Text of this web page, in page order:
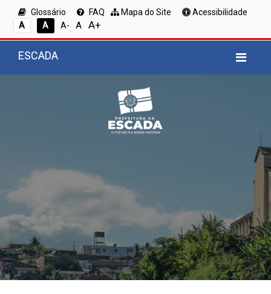
Glossário FAQ Mapa do Site
Acessibilidade
A
A A- A A+
ESCADA